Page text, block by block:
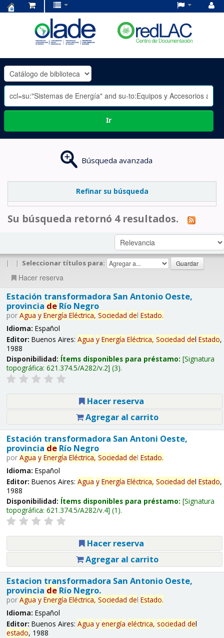
OLADE
-
Ir
Búsqueda avanzada
Refinar su búsqueda
Su búsqueda retornó 4 resultados.
| | Seleccionar títulos para:
Hacer reserva
Estación transformadora San Antonio Oeste,
provincia deRío Negro
por Agua y Energía Eléctrica, Sociedad del Estado.
Idioma: Español
Editor: Buenos Aires: Agua y Energía Eléctrica, Sociedad del Estado,
1988
Disponibilidad: Ítems disponibles para préstamo: Signatura
topográfica: 621.374.5/A282/v.2 (3).
Hacer reserva
Agregar al carrito
Estación transformadora San Antoni Oeste,
provincia deRío Negro
por Agua y Energía Eléctrica, Sociedad del Estado.
Idioma: Español
Editor: Buenos Aires: Agua y Energía Eléctrica, Sociedad del Estado,
1988
Disponibilidad: Ítems disponibles para préstamo: Signatura
topográfica: 621.374.5/A282/v.4 (1).
Hacer reserva
Agregar al carrito
Estacion transformadora San Antonio Oeste,
provincia deRío Negro.
por Agua y Energía Eléctrica, Sociedad del Estado.
Idioma: Español
Editor: Buenos Aires: Agua y energía eléctrica, sociedad del
estado, 1988